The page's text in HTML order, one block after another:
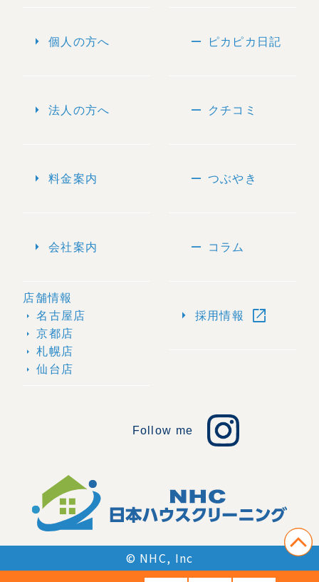
arrow_right 個人の方へ
arrow_right 法人の方へ
arrow_right 料金案内
arrow_right 会社案内
店舗情報
arrow_right 名古屋店
arrow_right 京都店
arrow_right 札幌店
arrow_right 仙台店
remove ピカピカ日記
remove クチコミ
remove つぶやき
remove コラム
arrow_right 採用情報 open_in_new
Follow me
© NHC, Inc